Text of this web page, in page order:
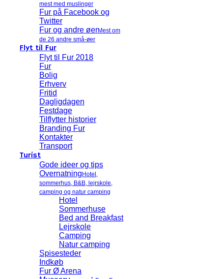
mest med muslinger
Fur på Facebook og
Twitter
Fur og andre øerMest om
de 26 andre små-øer
Flyt til Fur
Flyt til Fur 2018
Fur
Bolig
Erhverv
Fritid
Dagligdagen
Festdage
Tilflytter historier
Branding Fur
Kontakter
Transport
Turist
Gode ideer og tips
Overnatning Hotel,
sommerhus, B&B, lejrskole,
camping og natur camping
Hotel
Sommerhuse
Bed and Breakfast
Lejrskole
Camping
Natur camping
Spisesteder
Indkøb
Fur Ø Arena